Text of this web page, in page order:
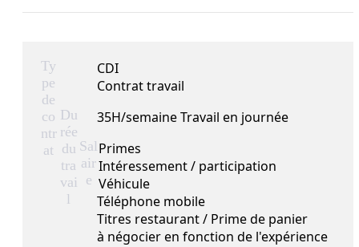
Ty
pe
de
co
ntr
at
CDI
Contrat travail
Du
rée
du
tra
vai
l
35H/semaine Travail en journée
Sal
air
e
Primes
Intéressement / participation
Véhicule
Téléphone mobile
Titres restaurant / Prime de panier
à négocier en fonction de l'expérience